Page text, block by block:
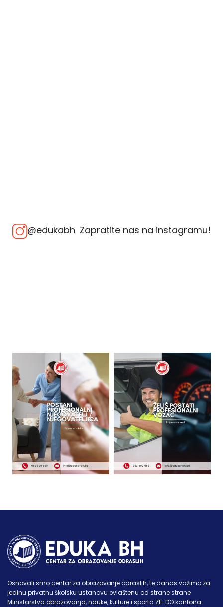
@edukabh Zapratite nas na instagramu!
Osnovali smo centar za obrazovanje odraslih, te danas važimo za
jedinu privatnu školsku ustanovu ovlaštenu od strane strane
Ministarstva obrazovanja, nauke, kulture i sporta ZE-DO kantona.